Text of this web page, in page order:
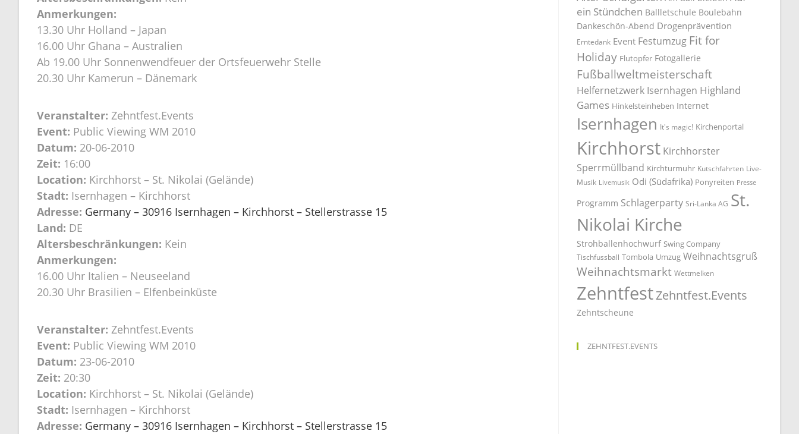
Anmerkungen:
13.30 Uhr Holland – Japan
16.00 Uhr Ghana – Australien
Ab 19.00 Uhr Sonnenwendfeuer der Ortsfeuerwehr Stelle
20.30 Uhr Kamerun – Dänemark
Veranstalter: Zehntfest.Events
Event: Public Viewing WM 2010
Datum: 20-06-2010
Zeit: 16:00
Location: Kirchhorst – St. Nikolai (Gelände)
Stadt: Isernhagen – Kirchhorst
Adresse: Germany – 30916 Isernhagen – Kirchhorst – Stellerstrasse 15
Land: DE
Altersbeschränkungen: Kein
Anmerkungen:
16.00 Uhr Italien – Neuseeland
20.30 Uhr Brasilien – Elfenbeinküste
Veranstalter: Zehntfest.Events
Event: Public Viewing WM 2010
Datum: 23-06-2010
Zeit: 20:30
Location: Kirchhorst – St. Nikolai (Gelände)
Stadt: Isernhagen – Kirchhorst
Adresse: Germany – 30916 Isernhagen – Kirchhorst – Stellerstrasse 15
ein Stündchen Ballletschule Boulebahn
Dankeschön-Abend Drogenprävention
Erntedank Event Festumzug Fit for
Holiday Flutopfer Fotogallerie
Fußballweltmeisterschaft
Helfernetzwerk Isernhagen Highland
Games Hinkelsteinheben Internet
Isernhagen It's magic! Kirchenportal
Kirchhorst Kirchhorster
Sperrmüllband Kirchturmuhr Kutschfahrten Live-
Musik Livemusik Odi (Südafrika) Ponyreiten Presse
Programm Schlagerparty Sri-Lanka AG St.
Nikolai Kirche
Strohballenhochwurf Swing Company
Tischfussball Tombola Umzug Weihnachtsgruß
Weihnachtsmarkt Wettmelken
ZehntfestZehntfest.Events
Zehntscheune
ZEHNTFEST.EVENTS